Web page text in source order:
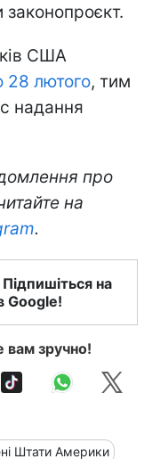
законопроєкт.
США
28 лютого, тим
надання
про
на
.
на
Google!
вам зручно!
Штати Америки